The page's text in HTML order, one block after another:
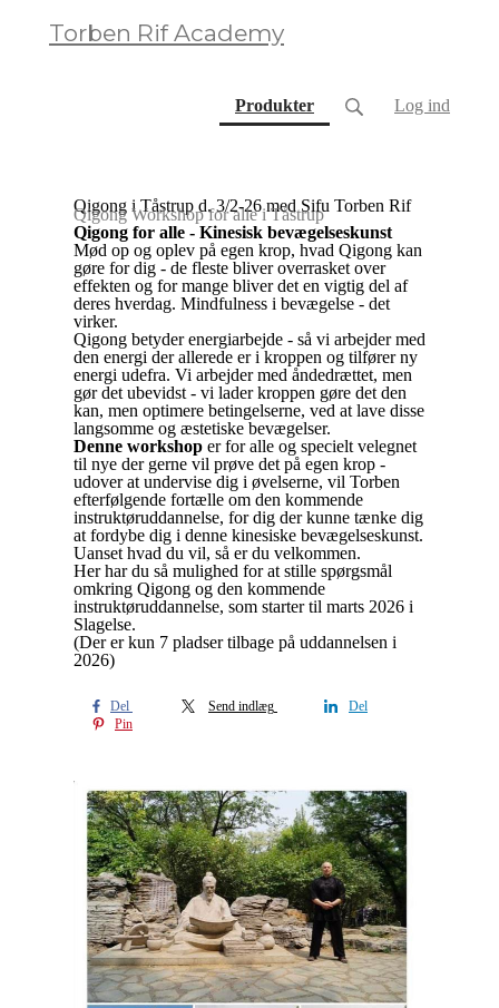
Torben Rif Academy
Produkter(current) Log ind
Qigong i Tåstrup d. 3/2-26 med Sifu Torben Rif
Qigong Workshop for alle i Tåstrup
Qigong for alle - Kinesisk bevægelseskunst
Mød op og oplev på egen krop, hvad Qigong kan
gøre for dig - de fleste bliver overrasket over
effekten og for mange bliver det en vigtig del af
deres hverdag. Mindfulness i bevægelse - det
virker.
Qigong betyder energiarbejde - så vi arbejder med
den energi der allerede er i kroppen og tilfører ny
energi udefra. Vi arbejder med åndedrættet, men
gør det ubevidst - vi lader kroppen gøre det den
kan, men optimere betingelserne, ved at lave disse
langsomme og æstetiske bevægelser.
Denne workshop er for alle og specielt velegnet
til nye der gerne vil prøve det på egen krop -
udover at undervise dig i øvelserne, vil Torben
efterfølgende fortælle om den kommende
instruktøruddannelse, for dig der kunne tænke dig
at fordybe dig i denne kinesiske bevægelseskunst.
Uanset hvad du vil, så er du velkommen.
Her har du så mulighed for at stille spørgsmål
omkring Qigong og den kommende
instruktøruddannelse, som starter til marts 2026 i
Slagelse.
(Der er kun 7 pladser tilbage på uddannelsen i
2026)
Del Send indlæg
Del
Pin